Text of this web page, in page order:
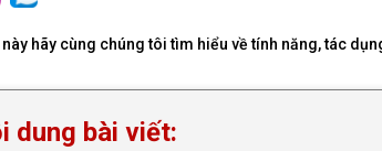
hãy cùng chúng tôi tìm hiểu về tính năng, tác
dung bài viết: